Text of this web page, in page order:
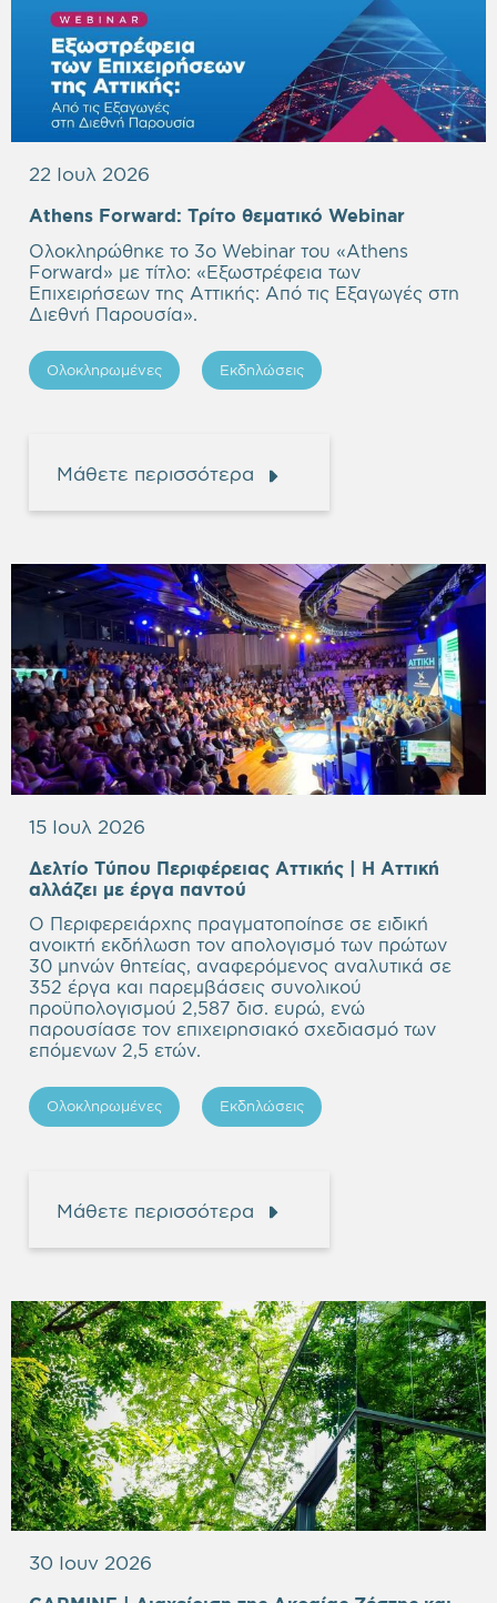
22 Ιουλ 2026
Athens Forward: Τρίτο θεματικό Webinar
Ολοκληρώθηκε το 3ο Webinar του «Athens
Forward» με τίτλο: «Εξωστρέφεια των
Επιχειρήσεων της Αττικής: Από τις Εξαγωγές στη
Διεθνή Παρουσία».
Ολοκληρωμένες Εκδηλώσεις
Μάθετε περισσότερα
15 Ιουλ 2026
Δελτίο Τύπου Περιφέρειας Αττικής | Η Αττική
αλλάζει με έργα παντού
Ο Περιφερειάρχης πραγματοποίησε σε ειδική
ανοικτή εκδήλωση τον απολογισμό των πρώτων
30 μηνών θητείας, αναφερόμενος αναλυτικά σε
352 έργα και παρεμβάσεις συνολικού
προϋπολογισμού 2,587 δισ. ευρώ, ενώ
παρουσίασε τον επιχειρησιακό σχεδιασμό των
επόμενων 2,5 ετών.
Ολοκληρωμένες Εκδηλώσεις
Μάθετε περισσότερα
30 Ιουν 2026